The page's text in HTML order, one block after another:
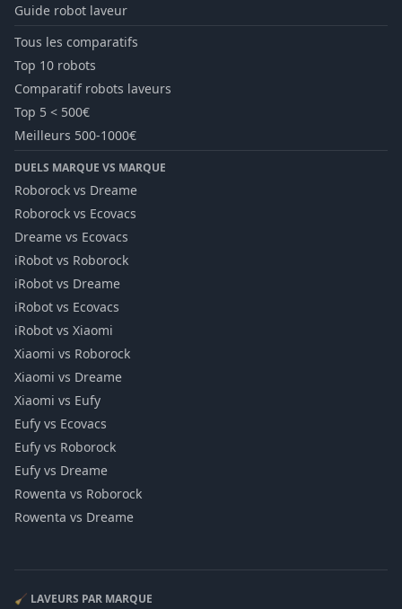
Guide robot laveur
Tous les comparatifs
Top 10 robots
Comparatif robots laveurs
Top 5 < 500€
Meilleurs 500-1000€
DUELS MARQUE VS MARQUE
Roborock vs Dreame
Roborock vs Ecovacs
Dreame vs Ecovacs
iRobot vs Roborock
iRobot vs Dreame
iRobot vs Ecovacs
iRobot vs Xiaomi
Xiaomi vs Roborock
Xiaomi vs Dreame
Xiaomi vs Eufy
Eufy vs Ecovacs
Eufy vs Roborock
Eufy vs Dreame
Rowenta vs Roborock
Rowenta vs Dreame
🧹 LAVEURS PAR MARQUE